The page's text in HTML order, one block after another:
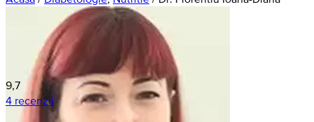
9,7
4 recenzii